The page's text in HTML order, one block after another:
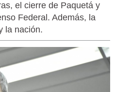
el cierre de Paquetá y
Federal. Además, la
la nación.